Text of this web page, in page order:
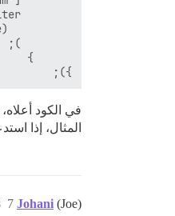
});
في الكود
المثال، إذا
Johani (Joe)
7